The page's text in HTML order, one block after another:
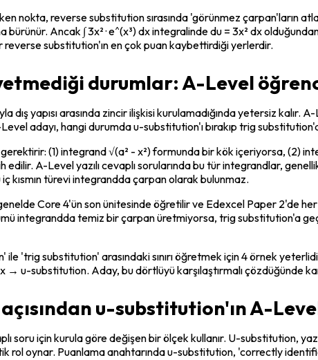
nokta, reverse substitution sırasında 'görünmez çarpan'ların
bürünür. Ancak ∫ 3x² · e^(x³) dx integralinde du = 3x² dx
substitution'ın en çok puan kaybettirdiği yerlerdir.
durumlar: A-Level
dış yapısı arasında zincir ilişkisi kurulamadığında yetersiz
adayı, hangi durumda u-substitution'ı bırakıp trig
(1) integrand √(a² - x²) formunda bir kök içeriyorsa, (2)
edilir. A-Level yazılı cevaplı sorularında bu tür integrandlar,
kısmın türevi integrandda çarpan olarak bulunmaz.
Core 4'ün son ünitesinde öğretilir ve Edexcel Paper 2'de
integrandda temiz bir çarpan üretmiyorsa, trig substitution'a
'trig substitution' arasındaki sınırı öğretmek için 4 örnek
→ u-substitution. Aday, bu dörtlüyü karşılaştırmalı çözdüğünde
u-substitution'ın A-
soru için kurula göre değişen bir ölçek kullanır. U-substitution,
rol oynar. Puanlama anahtarında u-substitution, 'correctly